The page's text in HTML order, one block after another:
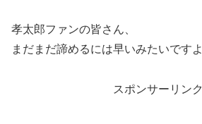
孝太郎ファンの皆さん、
まだまだ諦めるには早いみたいです
スポンサーリンク